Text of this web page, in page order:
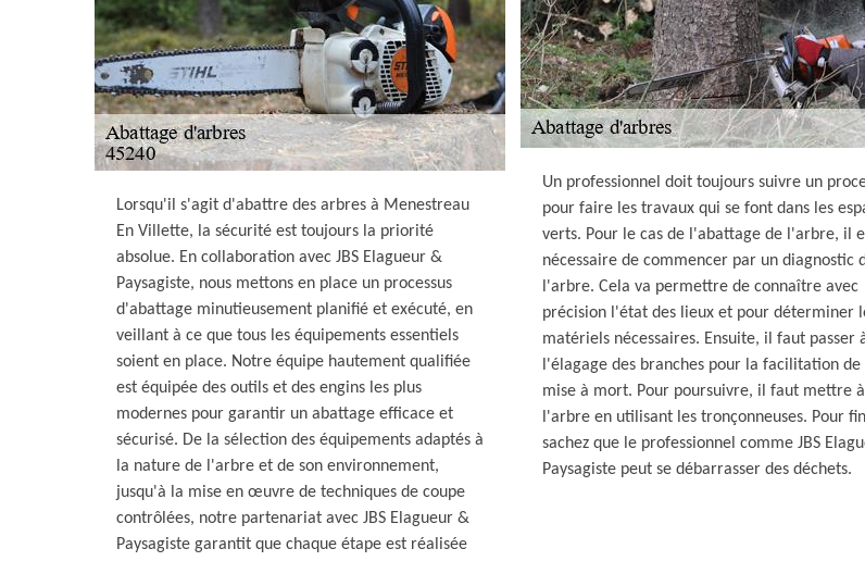
Lorsqu'il s'agit d'abattre des arbres à Menestreau
En Villette, la sécurité est toujours la priorité
absolue. En collaboration avec JBS Elagueur &
Paysagiste, nous mettons en place un processus
d'abattage minutieusement planifié et exécuté, en
veillant à ce que tous les équipements essentiels
soient en place. Notre équipe hautement qualifiée
est équipée des outils et des engins les plus
modernes pour garantir un abattage efficace et
sécurisé. De la sélection des équipements adaptés à
la nature de l'arbre et de son environnement,
jusqu'à la mise en œuvre de techniques de coupe
contrôlées, notre partenariat avec JBS Elagueur &
Paysagiste garantit que chaque étape est réalisée
Un professionnel doit toujours suivre un
pour faire les travaux qui se font dans les
verts. Pour le cas de l'abattage de l'arbre, il
nécessaire de commencer par un diagnostic
l'arbre. Cela va permettre de connaître avec
précision l'état des lieux et pour déterminer
matériels nécessaires. Ensuite, il faut passer
l'élagage des branches pour la facilitation de
mise à mort. Pour poursuivre, il faut mettre
l'arbre en utilisant les tronçonneuses. Pour
sachez que le professionnel comme JBS
Paysagiste peut se débarrasser des déchets.